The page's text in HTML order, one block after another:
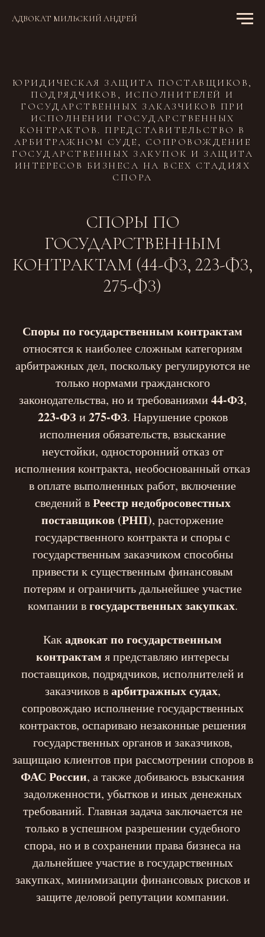
АДВОКАТ МИЛЬСКИЙ АНДРЕЙ
ЮРИДИЧЕСКАЯ ЗАЩИТА ПОСТАВЩИКОВ,
ПОДРЯДЧИКОВ, ИСПОЛНИТЕЛЕЙ И
ГОСУДАРСТВЕННЫХ ЗАКАЗЧИКОВ ПРИ
ИСПОЛНЕНИИ ГОСУДАРСТВЕННЫХ
КОНТРАКТОВ. ПРЕДСТАВИТЕЛЬСТВО В
АРБИТРАЖНОМ СУДЕ, СОПРОВОЖДЕНИЕ
ГОСУДАРСТВЕННЫХ ЗАКУПОК И ЗАЩИТА
ИНТЕРЕСОВ БИЗНЕСА НА ВСЕХ СТАДИЯХ
СПОРА
СПОРЫ ПО
ГОСУДАРСТВЕННЫМ
КОНТРАКТАМ (44-ФЗ, 223-ФЗ,
275-ФЗ)
Споры по государственным контрактам
относятся к наиболее сложным категориям
арбитражных дел, поскольку регулируются не
только нормами гражданского
законодательства, но и требованиями 44-ФЗ,
223-ФЗ и 275-ФЗ. Нарушение сроков
исполнения обязательств, взыскание
неустойки, односторонний отказ от
исполнения контракта, необоснованный отказ
в оплате выполненных работ, включение
сведений вРеестр недобросовестных
поставщиков (РНП), расторжение
государственного контракта и споры с
государственным заказчиком способны
привести к существенным финансовым
потерям и ограничить дальнейшее участие
компании вгосударственных закупках.
Какадвокат по государственным
контрактам я представляю интересы
поставщиков, подрядчиков, исполнителей и
заказчиков варбитражных судах,
сопровождаю исполнение государственных
контрактов, оспариваю незаконные решения
государственных органов и заказчиков,
защищаю клиентов при рассмотрении споров в
ФАС России, а также добиваюсь взыскания
задолженности, убытков и иных денежных
требований. Главная задача заключается не
только в успешном разрешении судебного
спора, но и в сохранении права бизнеса на
дальнейшее участие в государственных
закупках, минимизации финансовых рисков и
защите деловой репутации компании.